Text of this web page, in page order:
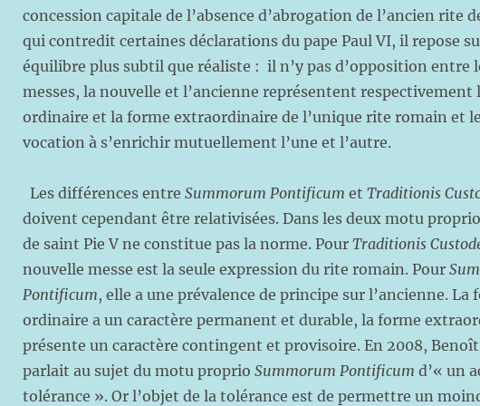
concession capitale de l’absence d’abrogation de l’ancien rite
qui contredit certaines déclarations du pape Paul VI, il repose
équilibre plus subtil que réaliste : il n’y pas d’opposition entre
messes, la nouvelle et l’ancienne représentent respectivement
ordinaire et la forme extraordinaire de l’unique rite romain et
vocation à s’enrichir mutuellement l’une et l’autre.
Les différences entreSummorum Pontificum etTraditionis
doivent cependant être relativisées. Dans les deux motu
de saint Pie V ne constitue pas la norme. PourTraditionis
nouvelle messe est la seule expression du rite romain. Pour
Pontificum, elle a une prévalence de principe sur l’ancienne. La
ordinaire a un caractère permanent et durable, la forme
présente un caractère contingent et provisoire. En 2008,
parlait au sujet du motu proprio Summorum Pontificum d’« un
tolérance ». Or l’objet de la tolérance est de permettre un